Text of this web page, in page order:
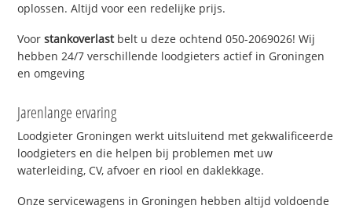
oplossen. Altijd voor een redelijke prijs.
Voorstankoverlastbelt u deze ochtend 050-2069026! Wij
hebben 24/7 verschillende loodgieters actief in Groningen
en omgeving
Jarenlange ervaring
Loodgieter Groningen werkt uitsluitend met gekwalificeerde
loodgieters en die helpen bij problemen met uw
waterleiding, CV, afvoer en riool en daklekkage.
Onze servicewagens in Groningen hebben altijd voldoende